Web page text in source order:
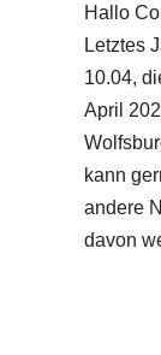
Hallo
Letztes
10.04,
April
kann
andere
davon